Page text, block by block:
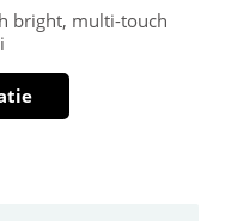
bright, multi-touch